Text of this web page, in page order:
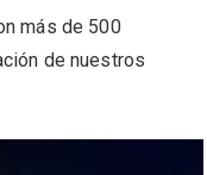
más de 500
de nuestros